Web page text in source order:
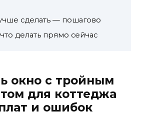
сделать — пошагово
делать прямо сейчас
окно с тройным
для коттеджа
и ошибок